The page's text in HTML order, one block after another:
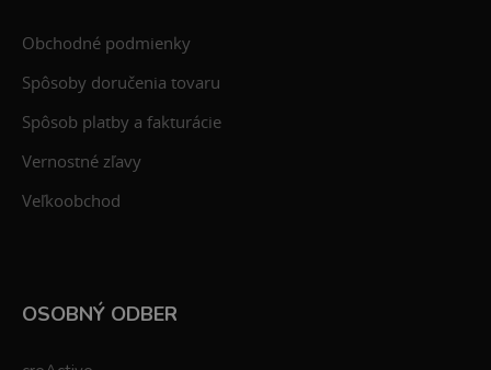
Obchodné podmienky
Spôsoby doručenia tovaru
Spôsob platby a fakturácie
Vernostné zľavy
Veľkoobchod
OSOBNÝ ODBER